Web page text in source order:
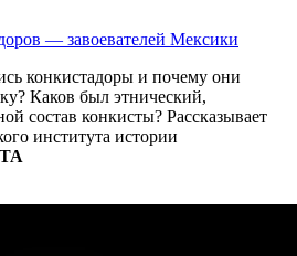
― завоевателей Мексики
конкистадоры и почему они
Каков был этнический,
состав конкисты? Рассказывает
института истории